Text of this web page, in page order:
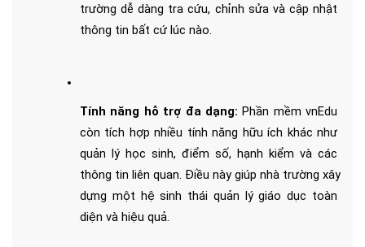
trường dễ dàng tra cứu, chỉnh sửa và cập nhật
thông tin bất cứ lúc nào.
Tính năng hỗ trợ đa dạng: Phần mềm vnEdu
còn tích hợp nhiều tính năng hữu ích khác như
quản lý học sinh, điểm số, hạnh kiểm và các
thông tin liên quan. Điều này giúp nhà trường xây
dựng một hệ sinh thái quản lý giáo dục toàn
diện và hiệu quả.